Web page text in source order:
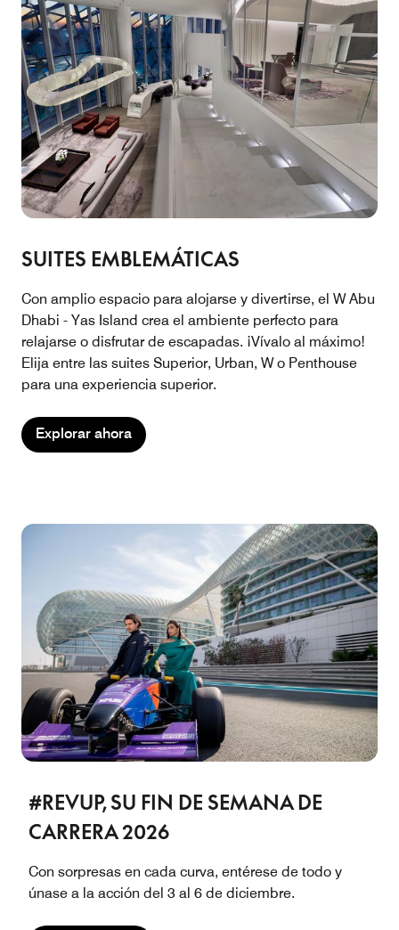
SUITES EMBLEMÁTICAS
Con amplio espacio para alojarse y divertirse, el W Abu
Dhabi - Yas Island crea el ambiente perfecto para
relajarse o disfrutar de escapadas. ¡Vívalo al máximo!
Elija entre las suites Superior, Urban, W o Penthouse
para una experiencia superior.
Explorar ahora
#REVUP, SU FIN DE SEMANA DE
CARRERA 2026
Con sorpresas en cada curva, entérese de todo y
únase a la acción del 3 al 6 de diciembre.